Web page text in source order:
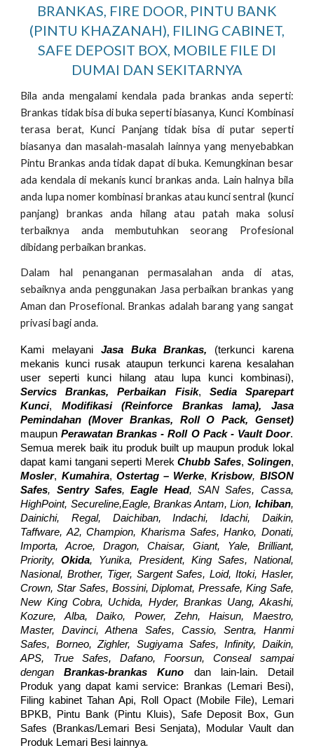
BRANKAS, FIRE DOOR, PINTU BANK
(PINTU KHAZANAH), FILING CABINET,
SAFE DEPOSIT BOX, MOBILE FILE DI
DUMAI DAN SEKITARNYA
Bila anda mengalami kendala pada brankas anda seperti:
Brankas tidak bisa di buka seperti biasanya, Kunci Kombinasi
terasa berat, Kunci Panjang tidak bisa di putar seperti
biasanya dan masalah-masalah lainnya yang menyebabkan
Pintu Brankas anda tidak dapat di buka. Kemungkinan besar
ada kendala di mekanis kunci brankas anda. Lain halnya bila
anda lupa nomer kombinasi brankas atau kunci sentral (kunci
panjang) brankas anda hilang atau patah maka solusi
terbaiknya anda membutuhkan seorang Profesional
dibidang perbaikan brankas.
Dalam hal penanganan permasalahan anda di atas,
sebaiknya anda penggunakan Jasa perbaikan brankas yang
Aman dan Prosefional. Brankas adalah barang yang sangat
privasi bagi anda.
Kami melayani Jasa Buka Brankas, (terkunci karena
mekanis kunci rusak ataupun terkunci karena kesalahan
user seperti kunci hilang atau lupa kunci kombinasi),
Servics Brankas, Perbaikan Fisik, Sedia Sparepart
Kunci, Modifikasi (Reinforce Brankas lama), Jasa
Pemindahan (Mover
Brankas, Roll O Pack, Genset)
maupunPerawatan Brankas - Roll O Pack - Vault Door.
Semua merek baik itu produk built up maupun produk lokal
dapat kami tangani seperti MerekChubb Safes, Solingen,
Mosler, Kumahira, Ostertag – Werke,Krisbow, BISON
Safes, Sentry Safes,Eagle Head, SAN Safes, Cassa,
HighPoint, Secureline,Eagle, Brankas Antam, Lion, Ichiban,
Dainichi, Regal, Daichiban, Indachi, Idachi, Daikin,
Taffware, A2, Champion, Kharisma Safes, Hanko, Donati,
Importa, Acroe, Dragon, Chaisar, Giant, Yale, Brilliant,
Priority,Okida, Yunika, President, King Safes, National,
Nasional, Brother, Tiger, Sargent Safes, Loid, Itoki, Hasler,
Crown, Star Safes, Bossini, Diplomat, Pressafe, King Safe,
New King Cobra, Uchida, Hyder, Brankas Uang, Akashi,
Kozure, Alba, Daiko, Power, Zehn, Haisun, Maestro,
Master, Davinci, Athena Safes, Cassio, Sentra, Hanmi
Safes, Borneo, Zighler, Sugiyama Safes, Infinity, Daikin,
APS, True Safes, Dafano, Foorsun, Conseal sampai
denganBrankas-brankas Kuno dan lain-lain. Detail
Produk yang dapat kami service: Brankas (Lemari Besi),
Filing kabinet Tahan Api, Roll Opact (Mobile File), Lemari
BPKB, Pintu Bank (Pintu Kluis), Safe Deposit Box, Gun
Safes (Brankas/Lemari Besi Senjata), Modular Vault dan
Produk Lemari Besi lainnya.